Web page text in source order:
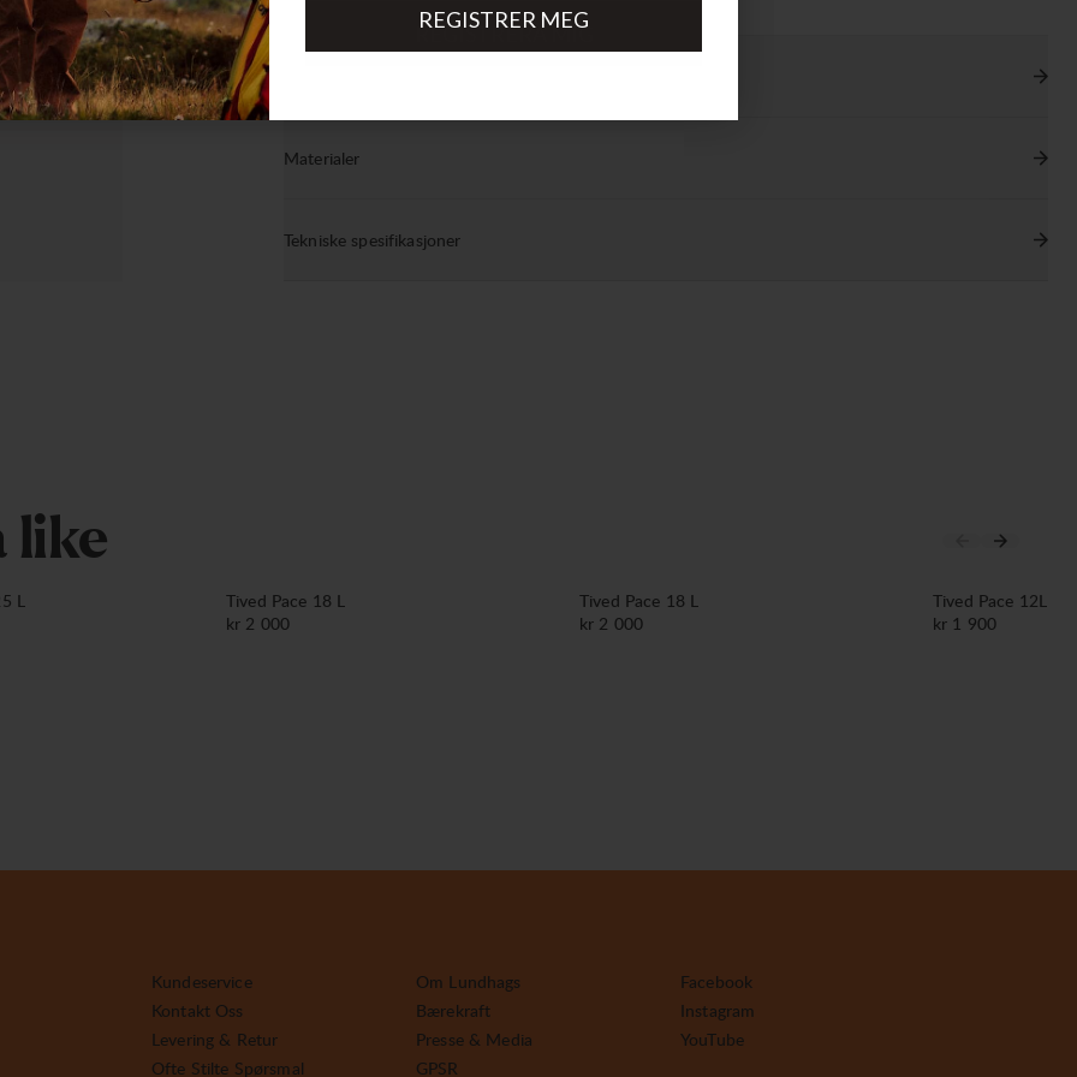
å
Materialer
Tekniske spesifikasjoner
like
L
Tived Pace 18 L
Pris:
kr 2 000
Tived Pace 18 L
Pris:
kr 2 000
Tived Pace 12L
Pris:
kr 1 900
Kundeservice
Kontakt Oss
Levering & Retur
Ofte Stilte Spørsmal
Om Lundhags
Bærekraft
Presse & Media
GPSR
Facebook
Instagram
YouTube
REGISTRERA MIG
REGISTRER MEG